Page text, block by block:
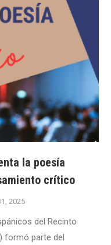
la poesía
crítico
2025
del Recinto
formó parte del